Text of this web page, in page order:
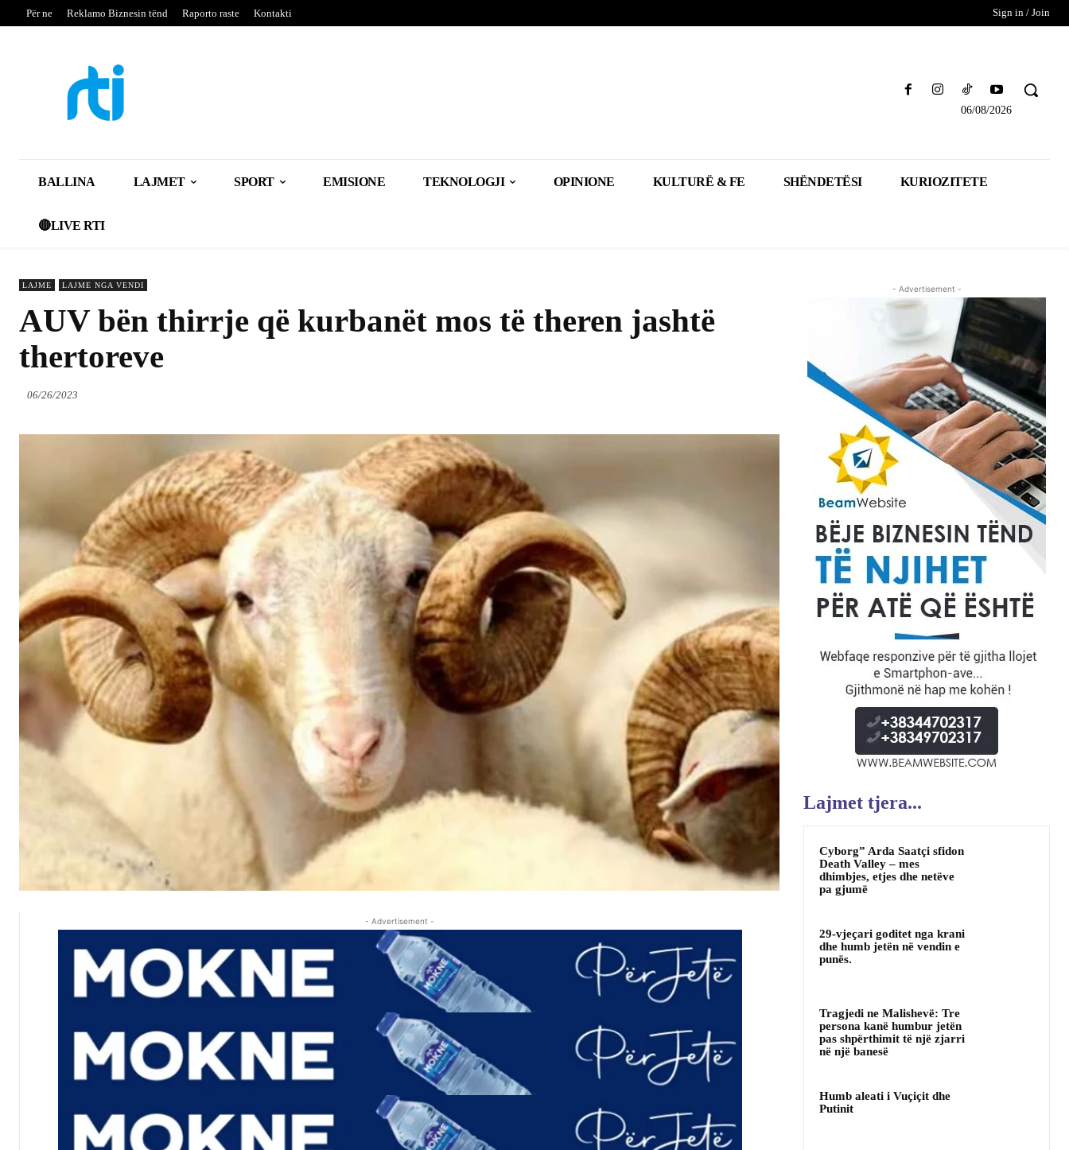
Për ne Reklamo Biznesin tënd Raporto raste Kontakti Sign in / Join
06/08/2026
BALLINA LAJMET SPORT EMISIONE TEKNOLOGJI OPINIONE KULTURË & FE SHËNDETËSI KURIOZITETE
🔴LIVE RTI
LAJME LAJME NGA VENDI
AUV bën thirrje që kurbanët mos të theren jashtë
thertoreve
06/26/2023
- Advertisement -
- Advertisement -
Lajmet tjera...
Cyborg” Arda Saatçi sfidon
Death Valley – mes
dhimbjes, etjes dhe netëve
pa gjumë
29-vjeçari goditet nga krani
dhe humb jetën në vendin e
punës.
Tragjedi ne Malishevë: Tre
persona kanë humbur jetën
pas shpërthimit të një zjarri
në një banesë
Humb aleati i Vuçiçit dhe
Putinit